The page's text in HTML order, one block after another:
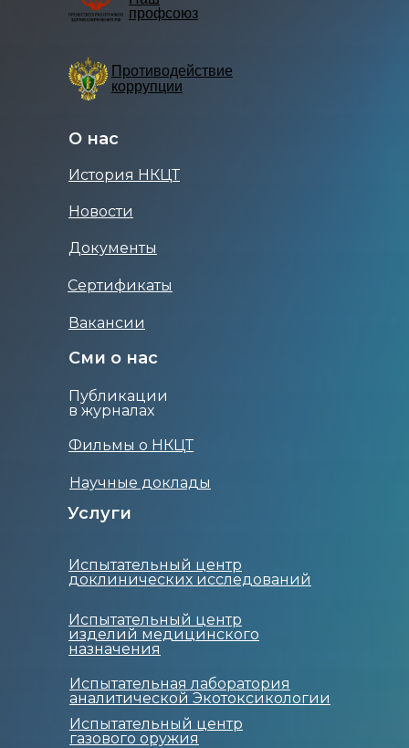
Противодействие
коррупции
профсоюз
История НКЦТ
Новости
Документы
Сертификаты
Публикации
в журналах
Фильмы о НКЦТ
Научные доклады
О нас
Сми о нас
Испытательная лаборатория
аналитической Экотоксикологии
Услуги
Испытательный центр
доклинических исследований
Испытательный центр
изделий медицинского
назначения
Испытательный центр
газового оружия
Вакансии